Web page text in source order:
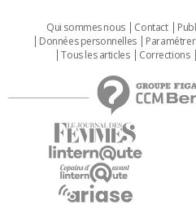
Qui sommes nous Contact
Données personnelles
Tous les articles
Corrections